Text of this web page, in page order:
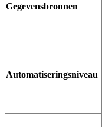
Gegevensbronnen
Automatiseringsniveau